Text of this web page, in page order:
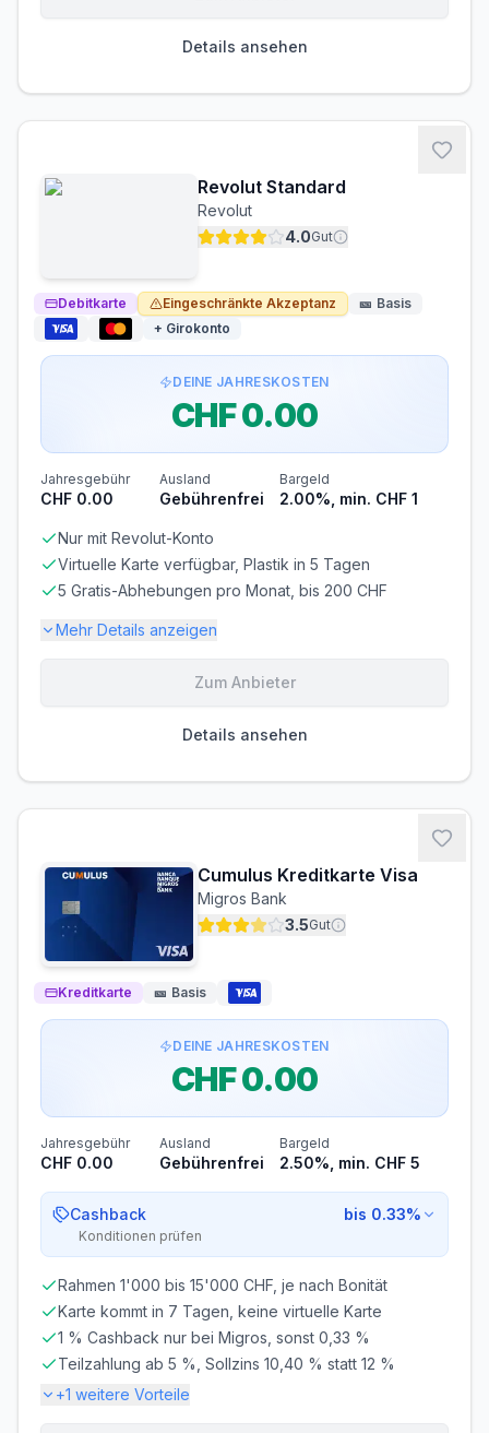
Kostenlos
Voraussetzungen
BONITÄTSPRÜFUNG
Nicht erforderlich
GIROKONTO
Details ansehen
Revolut Standard
Revolut
4.0Gut
Debitkarte Eingeschränkte Akzeptanz 🎫 Basis
+ Girokonto
DEINE JAHRESKOSTEN
CHF 0.00
Jahresgebühr
CHF 0.00
Ausland
Gebührenfrei
Bargeld
2.00%, min. CHF 1
Nur mit Revolut-Konto
Virtuelle Karte verfügbar, Plastik in 5 Tagen
5 Gratis-Abhebungen pro Monat, bis 200 CHF
Mehr Details anzeigen
CHF 5.50
Voraussetzungen
BONITÄTSPRÜFUNG
Nicht erforderlich
GIROKONTO
Erforderlich
Zum Anbieter
Details ansehen
Cumulus Kreditkarte Visa
Migros Bank
3.5Gut
Kreditkarte 🎫 Basis
DEINE JAHRESKOSTEN
CHF 0.00
Jahresgebühr
CHF 0.00
Ausland
Gebührenfrei
Bargeld
2.50%, min. CHF 5
Cashback
Konditionen prüfen
bis 0.33%
Rahmen 1'000 bis 15'000 CHF, je nach Bonität
Karte kommt in 7 Tagen, keine virtuelle Karte
1 % Cashback nur bei Migros, sonst 0,33 %
Teilzahlung ab 5 %, Sollzins 10,40 % statt 12 %
+1 weitere Vorteile